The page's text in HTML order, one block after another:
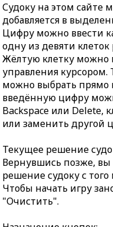
Судоку на этом сайте
добавляется в
Цифру можно ввести
одну из девяти
Жёлтую клетку
управления
можно выбрать прямо
введённую цифру
Backspace или Delete,
или заменить другой
Текущее решение
Вернувшись позже,
решение судоку с
Чтобы начать игру
"Очистить".